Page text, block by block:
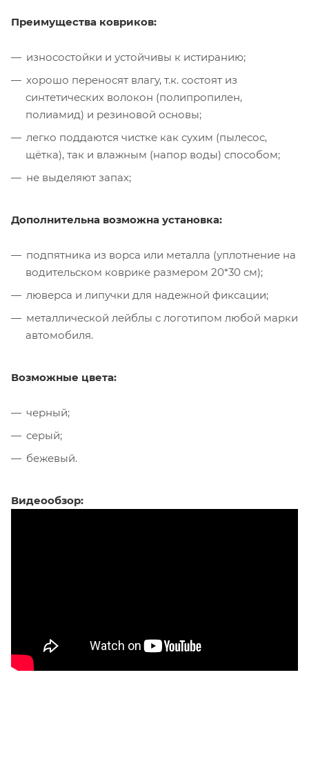
Преимущества ковриков:
износостойки и устойчивы к истиранию;
хорошо переносят влагу, т.к. состоят из
синтетических волокон (полипропилен,
полиамид) и резиновой основы;
легко поддаются чистке как сухим (пылесос,
щётка), так и влажным (напор воды) способом;
не выделяют запах;
Дополнительна возможна установка:
подпятника из ворса или металла (уплотнение на
водительском коврике размером 20*30 см);
люверса и липучки для надежной фиксации;
металлической лейблы с логотипом любой марки
автомобиля.
Возможные цвета:
черный;
серый;
бежевый.
Видеообзор: